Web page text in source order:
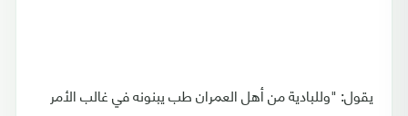
يقول: "وللبادية من أهل العمران طب يبنونه في غالب الأمر